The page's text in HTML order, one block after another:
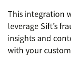
This integration
leverage Sift’s
insights and
with your